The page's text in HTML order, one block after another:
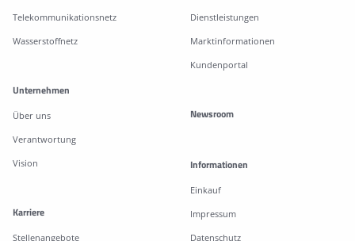
Telekommunikationsnetz
Wasserstoffnetz
Dienstleistungen
Marktinformationen
Kundenportal
Unternehmen
Über uns
Verantwortung
Vision
Karriere
Stellenangebote
Newsroom
Informationen
Einkauf
Impressum
Datenschutz